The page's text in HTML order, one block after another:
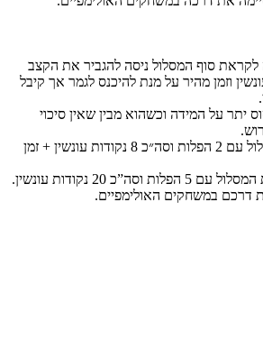
סוף המסלול ניסה להגביר את הקצב
4 נקודות עונשין וזמן מהיר על מנת להיכנס לגמר אך קיבל
על המידה וכשהוא מבין שאין סיכוי
סיים את המסלול עם 2 הפלות וסה״כ 8 נקודות עונשין + זמן
וסה”כ 20 נקודות עונשין.
דרכם במשחקים האולימפיים.